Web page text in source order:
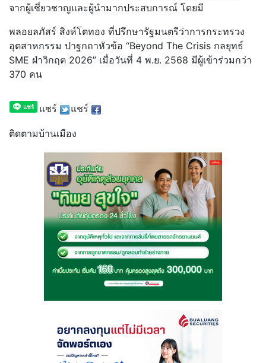
จากผู้เชี่ยวชาญและผู้นำมากประสบการณ์ โดยมี
พลอยลภัสร์ สิงห์โตทอง ที่ปรึกษารัฐมนตรีว่าการกระทรวง
อุตสาหกรรม ปาฐกถาหัวข้อ “Beyond The Crisis กลยุทธ์
SME ฝ่าวิกฤต 2026” เมื่อวันที่ 4 พ.ย. 2568 มีผู้เข้าร่วมกว่า
370 คน
แชร์ แชร์
ติดตามบ้านเมือง